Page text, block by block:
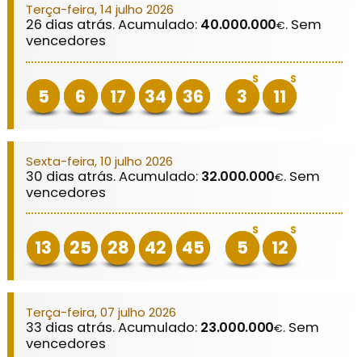
Terça-feira, 14 julho 2026
26 dias atrás. Acumulado: 40.000.000€. Sem
vencedores
5 6 17 34 36
S
3
S
11
Sexta-feira, 10 julho 2026
30 dias atrás. Acumulado: 32.000.000€. Sem
vencedores
13 25 28 42 45
S
5
S
12
Terça-feira, 07 julho 2026
33 dias atrás. Acumulado: 23.000.000€. Sem
vencedores